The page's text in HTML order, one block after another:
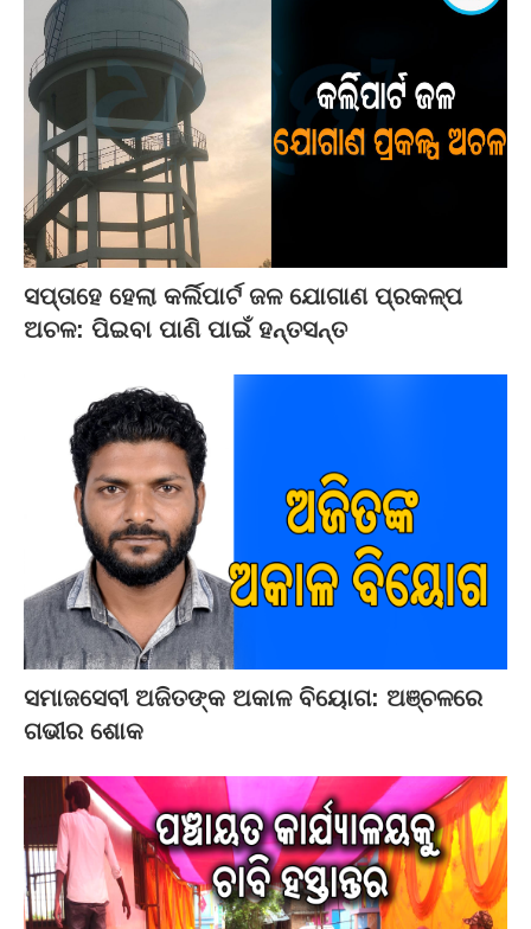
ସପ୍ତାହେ ହେଲା କର୍ଲିପାର୍ଟ ଜଳ ଯୋଗାଣ ପ୍ରକଳ୍ପ
ଅଚଳ: ପିଇବା ପାଣି ପାଇଁ ହନ୍ତସନ୍ତ
ସମାଜସେବୀ ଅଜିତଙ୍କ ଅକାଳ ବିୟୋଗ: ଅଞ୍ଚଳରେ
ଗଭୀର ଶୋକ